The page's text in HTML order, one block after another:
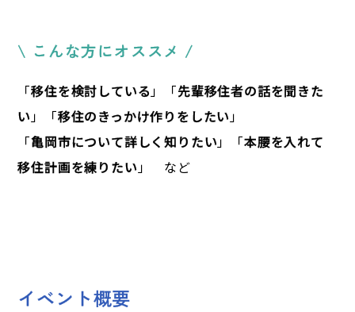
\ こんな方にオススメ /
「移住を検討している」「先輩移住者の話を聞きた
い」「移住のきっかけ作りをしたい」
「亀岡市について詳しく知りたい」「本腰を入れて
移住計画を練りたい」 など
イベント概要